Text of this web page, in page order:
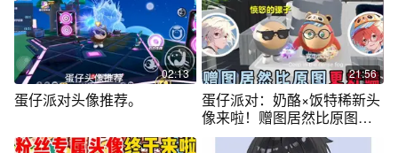
02:13
蛋仔派对头像推荐。
21:56
蛋仔派对：奶酪×饭特稀新头
像来啦！赠图居然比原图更
加好嗑？